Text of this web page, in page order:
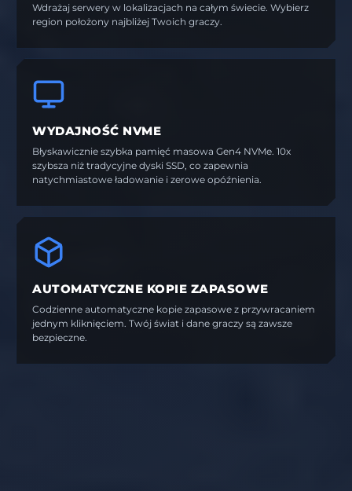
Wdrażaj serwery w lokalizacjach na całym świecie. Wybierz
region położony najbliżej Twoich graczy.
WYDAJNOŚĆ NVME
Błyskawicznie szybka pamięć masowa Gen4 NVMe. 10x
szybsza niż tradycyjne dyski SSD, co zapewnia
natychmiastowe ładowanie i zerowe opóźnienia.
AUTOMATYCZNE KOPIE ZAPASOWE
Codzienne automatyczne kopie zapasowe z przywracaniem
jednym kliknięciem. Twój świat i dane graczy są zawsze
bezpieczne.